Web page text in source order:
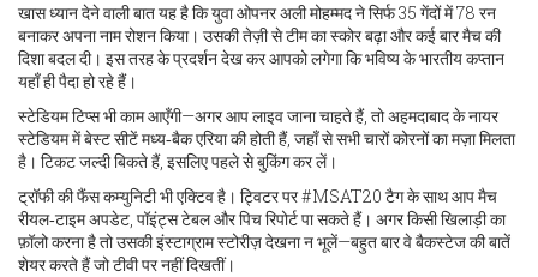
खास ध्यान देने वाली बात यह है कि युवा ओपनर अली मोहम्मद ने सिर्फ 35 गेंदों में 78 रन
बनाकर अपना नाम रोशन किया। उसकी तेज़ी से टीम का स्कोर बढ़ा और कई बार मैच की
दिशा बदल दी। इस तरह के प्रदर्शन देख कर आपको लगेगा कि भविष्य के भारतीय कप्तान
यहाँ ही पैदा हो रहे हैं।
स्टेडियम टिप्स भी काम आएँगी—अगर आप लाइव जाना चाहते हैं, तो अहमदाबाद के नायर
स्टेडियम में बेस्ट सीटें मध्य‑बैक एरिया की होती हैं, जहाँ से सभी चारों कोरनों का मज़ा मिलता
है। टिकट जल्दी बिकते हैं, इसलिए पहले से बुकिंग कर लें।
ट्रॉफी की फैंस कम्युनिटी भी एक्टिव है। ट्विटर पर #MSAT20 टैग के साथ आप मैच
रीयल‑टाइम अपडेट, पॉइंट्स टेबल और पिच रिपोर्ट पा सकते हैं। अगर किसी खिलाड़ी का
फ़ॉलो करना है तो उसकी इंस्टाग्राम स्टोरीज़ देखना न भूलें—बहुत बार वे बैकस्टेज की बातें
शेयर करते हैं जो टीवी पर नहीं दिखतीं।